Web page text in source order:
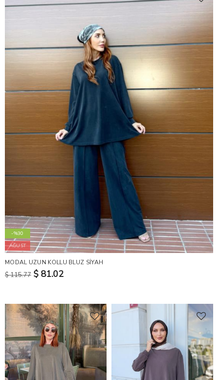
-%30
AĞUST
MODAL UZUN KOLLU BLUZ SİYAH
$ 115.77 $ 81.02